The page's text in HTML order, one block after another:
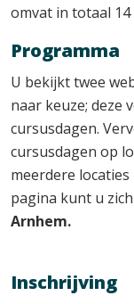
omvat in totaal
Programma
U bekijkt twee
naar keuze; deze
cursusdagen.
cursusdagen op
meerdere
pagina kunt u
Arnhem.
Inschrijving